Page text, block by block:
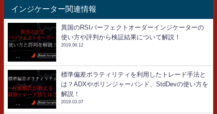
インジケーター関連情報
異国のRSIパーフェクトオーダーインジケーターの
使い方や評判から検証結果について解説！
2019.08.12
標準偏差ボラティリティを利用したトレード手法と
は？ADXやボリンジャーバンド、StdDevの使い方を
解説！
2019.03.07